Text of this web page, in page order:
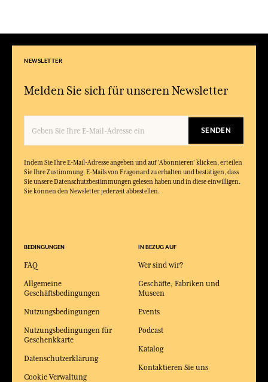
NEWSLETTER
Melden Sie sich für unseren Newsletter
SENDEN
Indem Sie Ihre E-Mail-Adresse angeben und auf 'Abonnieren' klicken, erteilen
Sie Ihre Zustimmung, E-Mails von Fragonard zu erhalten und bestätigen, dass
Sie unsere Datenschutzbestimmungen gelesen haben und in diese einwilligen.
Sie können den Newsletter jederzeit abbestellen.
BEDINGUNGEN
FAQ
Allgemeine
Geschäftsbedingungen
Nutzungsbedingungen
Nutzungsbedingungen für
Geschenkkarte
Datenschutzerklärung
Cookie Verwaltung
IN BEZUG AUF
Wer sind wir?
Geschäfte, Fabriken und
Museen
Events
Podcast
Katalog
Kontaktieren Sie uns